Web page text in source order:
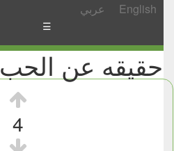
عربي English
☰
حقيقه عن الحب
4